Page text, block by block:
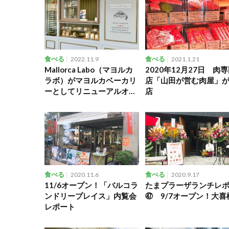
食べる 2022.11.9
Mallorca Labo（マヨルカ
ラボ）がマヨルカベーカリ
ーとしてリニューアルオー
食べる 2021.1.21
2020年12月27日 肉専
店「山田が営む肉屋」
店
食べる 2020.11.6
11/6オープン！「バルコラ
ンドリープレイス」内覧会
レポート
食べる 2020.9.17
たまプラーザランチレ
㊼ 9/7オープン！大喜